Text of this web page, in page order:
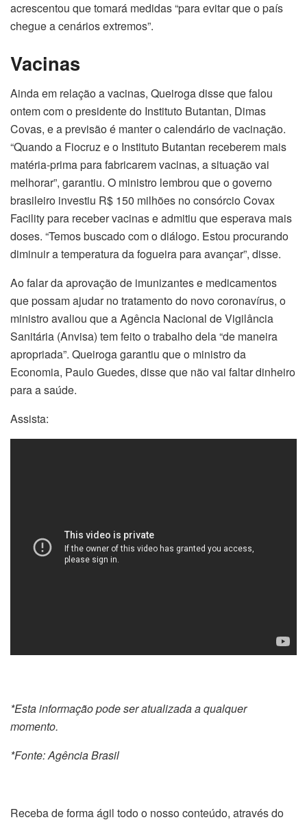
acrescentou que tomará medidas “para evitar que o país
chegue a cenários extremos”.
Vacinas
Ainda em relação a vacinas, Queiroga disse que falou
ontem com o presidente do Instituto Butantan, Dimas
Covas, e a previsão é manter o calendário de vacinação.
“Quando a Fiocruz e o Instituto Butantan receberem mais
matéria-prima para fabricarem vacinas, a situação vai
melhorar”, garantiu. O ministro lembrou que o governo
brasileiro investiu R$ 150 milhões no consórcio Covax
Facility para receber vacinas e admitiu que esperava mais
doses. “Temos buscado com o diálogo. Estou procurando
diminuir a temperatura da fogueira para avançar”, disse.
Ao falar da aprovação de imunizantes e medicamentos
que possam ajudar no tratamento do novo coronavírus, o
ministro avaliou que a Agência Nacional de Vigilância
Sanitária (Anvisa) tem feito o trabalho dela “de maneira
apropriada”. Queiroga garantiu que o ministro da
Economia, Paulo Guedes, disse que não vai faltar dinheiro
para a saúde.
Assista:
*Esta informação pode ser atualizada a qualquer
momento.
*Fonte: Agência Brasil
Receba de forma ágil todo o nosso conteúdo, através do